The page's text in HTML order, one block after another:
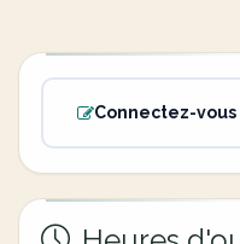
Connectez-